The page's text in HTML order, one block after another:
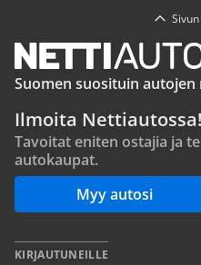
Suomen suosituin
Ilmoita Nettiautossa!
Tavoitat eniten ostajia ja
autokaupat.
Myy autosi
KIRJAUTUNEILLE